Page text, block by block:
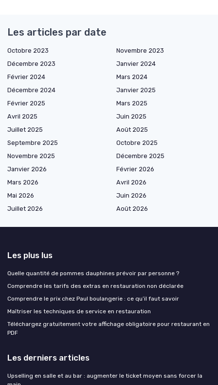
Les articles par date
Octobre 2023
Novembre 2023
Décembre 2023
Janvier 2024
Février 2024
Mars 2024
Décembre 2024
Janvier 2025
Février 2025
Mars 2025
Avril 2025
Juin 2025
Juillet 2025
Août 2025
Septembre 2025
Octobre 2025
Novembre 2025
Décembre 2025
Janvier 2026
Février 2026
Mars 2026
Avril 2026
Mai 2026
Juin 2026
Juillet 2026
Août 2026
Les plus lus
Quelle quantité de pommes dauphines prévoir par personne ?
Comprendre les tarifs des extras en restauration non déclarée
Comprendre le prix chez Paul boulangerie : ce qu’il faut savoir
Maîtriser les techniques de service en restauration
Téléchargez gratuitement votre affichage obligatoire pour restaurant en
PDF
Les derniers articles
Upselling en salle et au bar : augmenter le ticket moyen sans forcer la